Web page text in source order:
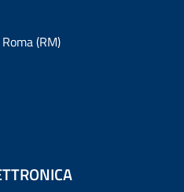
(RM)